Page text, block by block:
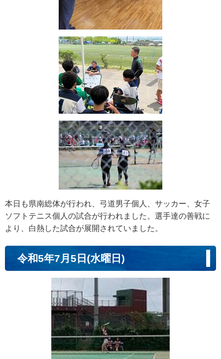
本日も県南総体が行われ、弓道男子個人、サッカー、女子
ソフトテニス個人の試合が行われました。選手達の善戦に
より、白熱した試合が展開されていました。
令和5年7月5日(水曜日)